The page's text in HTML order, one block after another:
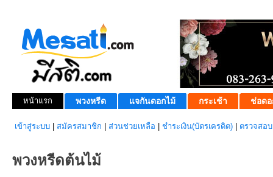
หน้าแรก พวงหรีด แจกันดอกไม้ กระเช้า ช่อดอ
เข้าสู่ระบบ สมัครสมาชิก ส่วนช่วยเหลือ ชำระเงิน(บัตรเครดิต) ตรวจสอ
พวงหรีดต้นไม้